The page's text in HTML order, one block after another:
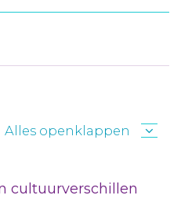
Alles openklappen
cultuurverschillen